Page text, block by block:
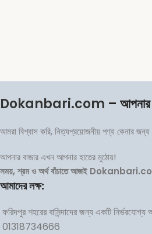
Dokanbari.com – আপনার
আমরা বিশ্বাস করি, নিত্যপ্রয়োজনীয় পণ্য কেনার
আপনার বাজার এখন আপনার হাতের মুঠোয়!
সময়, শ্রম ও অর্থ বাঁচাতে আজই
আমাদের লক্ষ:
ফরিদপুর শহরের বাসিন্দাদের জন্য একটি নির্ভরযোগ্য
01318734666